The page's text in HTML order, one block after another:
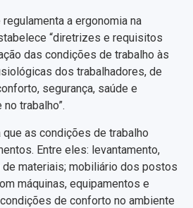
regulamenta a ergonomia na
“diretrizes e requisitos
das condições de trabalho às
dos trabalhadores, de
segurança, saúde e
trabalho”.
as condições de trabalho
Entre eles: levantamento,
materiais; mobiliário dos postos
máquinas, equipamentos e
de conforto no ambiente